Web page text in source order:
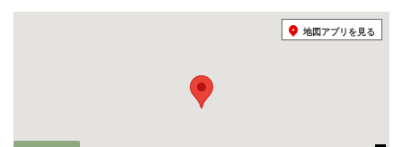
地図アプリを見る